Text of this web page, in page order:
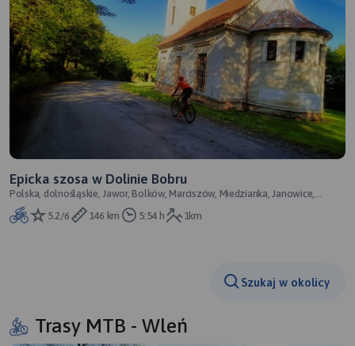
Epicka szosa w Dolinie Bobru
Polska, dolnośląskie, Jawor, Bolków, Marciszów, Miedzianka, Janowice,
Wojanów, Jelenia Góra, Pilchow
5.2/6
146 km 5:54 h 1km
Szukaj w okolicy
Trasy MTB - Wleń